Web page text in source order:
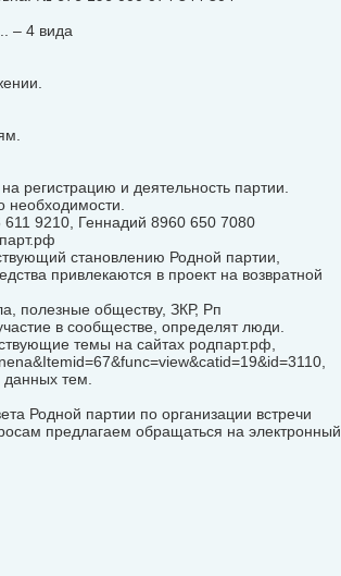
– 4 вида
регистрацию и деятельность партии.
необходимости.
9210, Геннадий 8960 650 7080
становлению Родной партии,
привлекаются в проект на возвратной
полезные обществу, ЗКР, Рп
в сообществе, определят люди.
темы на сайтах родпарт.рф,
тем.
Родной партии по организации встречи
предлагаем обращаться на электронный